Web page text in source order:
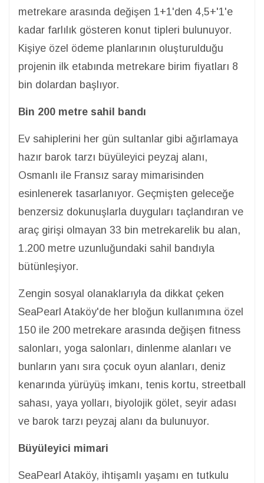
metrekare arasında değişen 1+1'den 4,5+'1'e
kadar farlılık gösteren konut tipleri bulunuyor.
Kişiye özel ödeme planlarının oluşturulduğu
projenin ilk etabında metrekare birim fiyatları 8
bin dolardan başlıyor.
Bin 200 metre sahil bandı
Ev sahiplerini her gün sultanlar gibi ağırlamaya
hazır barok tarzı büyüleyici peyzaj alanı,
Osmanlı ile Fransız saray mimarisinden
esinlenerek tasarlanıyor. Geçmişten geleceğe
benzersiz dokunuşlarla duyguları taçlandıran ve
araç girişi olmayan 33 bin metrekarelik bu alan,
1.200 metre uzunluğundaki sahil bandıyla
bütünleşiyor.
Zengin sosyal olanaklarıyla da dikkat çeken
SeaPearl Ataköy'de her bloğun kullanımına özel
150 ile 200 metrekare arasında değişen fitness
salonları, yoga salonları, dinlenme alanları ve
bunların yanı sıra çocuk oyun alanları, deniz
kenarında yürüyüş imkanı, tenis kortu, streetball
sahası, yaya yolları, biyolojik gölet, seyir adası
ve barok tarzı peyzaj alanı da bulunuyor.
Büyüleyici mimari
SeaPearl Ataköy, ihtişamlı yaşamı en tutkulu